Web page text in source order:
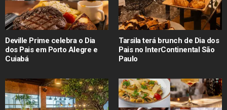
Deville Prime celebra o Dia
dos Pais em Porto Alegre e
Cuiabá
Tarsila terá brunch de Dia dos
Pais no InterContinental São
Paulo